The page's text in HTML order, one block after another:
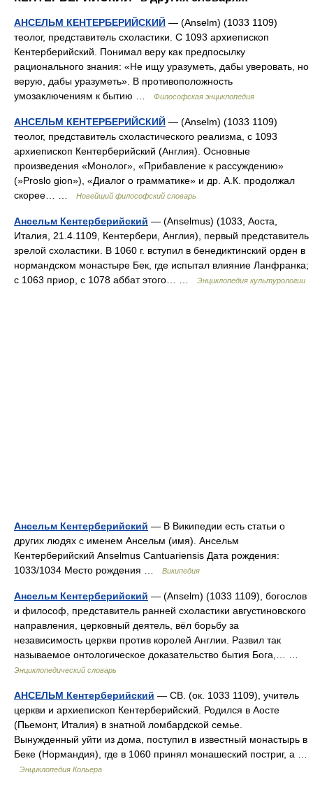
АНСЕЛЬМ КЕНТЕРБЕРИЙСКИЙ — (Anselm) (1033 1109)
теолог, представитель схоластики. С 1093 архиепископ
Кентерберийский. Понимал веру как предпосылку
рационального знания: «Не ищу уразуметь, дабы уверовать, но
верую, дабы уразуметь». В противоположность
умозаключениям к бытию …
Философская энциклопедия
АНСЕЛЬМ КЕНТЕРБЕРИЙСКИЙ — (Аnsеlm) (1033 1109)
теолог, представитель схоластического реализма, с 1093
архиепископ Кентерберийский (Англия). Основные
произведения «Монолог», «Прибавление к рассуждению»
(»Proslo gion»), «Диалог о грамматике» и др. А.К. продолжал
скорее… …
Новейший философский словарь
Ансельм Кентерберийский — (Anselmus) (1033, Аоста,
Италия, 21.4.1109, Кентербери, Англия), первый представитель
зрелой схоластики. В 1060 г. вступил в бенедиктинский орден в
нормандском монастыре Бек, где испытал влияние Ланфранка;
с 1063 приор, с 1078 аббат этого… …
Энциклопедия культурологии
Ансельм Кентерберийский — В Википедии есть статьи о
других людях с именем Ансельм (имя). Ансельм
Кентерберийский Anselmus Cantuariensis Дата рождения:
1033/1034 Место рождения …
Википедия
Ансельм Кентерберийский — (Anselm) (1033 1109), богослов
и философ, представитель ранней схоластики августиновского
направления, церковный деятель, вёл борьбу за
независимость церкви против королей Англии. Развил так
называемое онтологическое доказательство бытия Бога,… …
Энциклопедический словарь
АНСЕЛЬМ Кентерберийский — СВ. (ок. 1033 1109), учитель
церкви и архиепископ Кентерберийский. Родился в Аосте
(Пьемонт, Италия) в знатной ломбардской семье.
Вынужденный уйти из дома, поступил в известный монастырь в
Беке (Нормандия), где в 1060 принял монашеский постриг, а …
Энциклопедия Кольера